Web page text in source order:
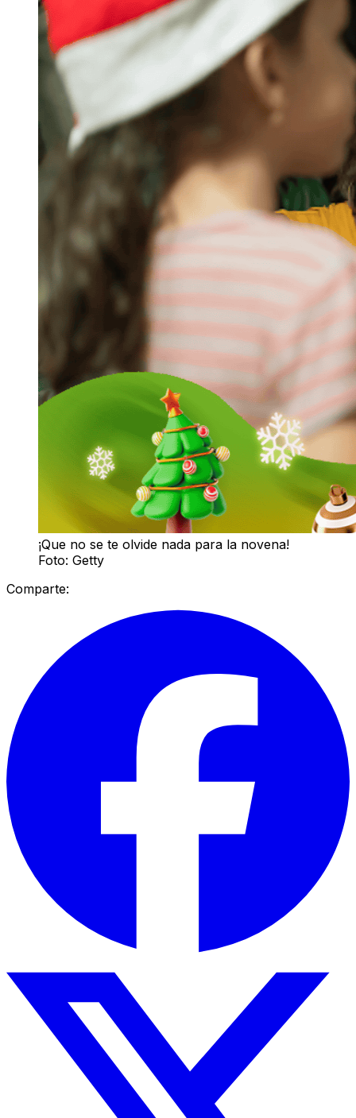
¡Que no se te olvide nada para la novena!
Foto: Getty
Comparte: